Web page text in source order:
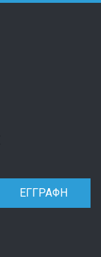
ΕΓΓΡΑΦΗ